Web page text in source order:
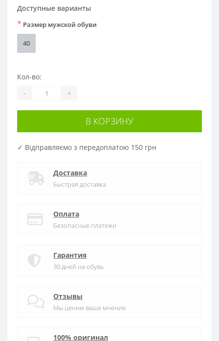
Доступные варианты
* Размер мужской обуви
40
Кол-во:
- +
В КОРЗИНУ
✓ Відправляємо з передоплатою 150 грн
Доставка
Быстрая доставка
Оплата
Безопасные платежи
Гарантия
30 дней на обувь
Отзывы
Мы ценим ваше мнение
100% оригинал